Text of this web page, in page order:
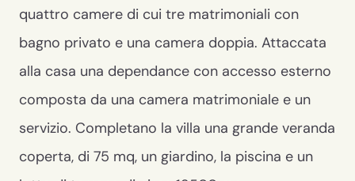
quattro camere di cui tre matrimoniali con
bagno privato e una camera doppia. Attaccata
alla casa una dependance con accesso esterno
composta da una camera matrimoniale e un
servizio. Completano la villa una grande veranda
coperta, di 75 mq, un giardino, la piscina e un